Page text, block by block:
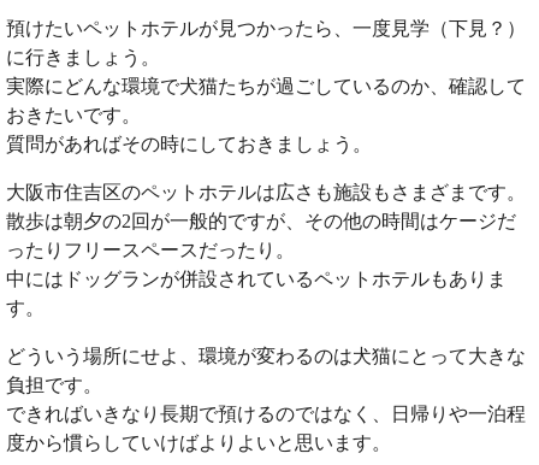
預けたいペットホテルが見つかったら、一度見学（下見？）
に行きましょう。
実際にどんな環境で犬猫たちが過ごしているのか、確認して
おきたいです。
質問があればその時にしておきましょう。
大阪市住吉区のペットホテルは広さも施設もさまざまです。
散歩は朝夕の2回が一般的ですが、その他の時間はケージだ
ったりフリースペースだったり。
中にはドッグランが併設されているペットホテルもありま
す。
どういう場所にせよ、環境が変わるのは犬猫にとって大きな
負担です。
できればいきなり長期で預けるのではなく、日帰りや一泊程
度から慣らしていけばよりよいと思います。